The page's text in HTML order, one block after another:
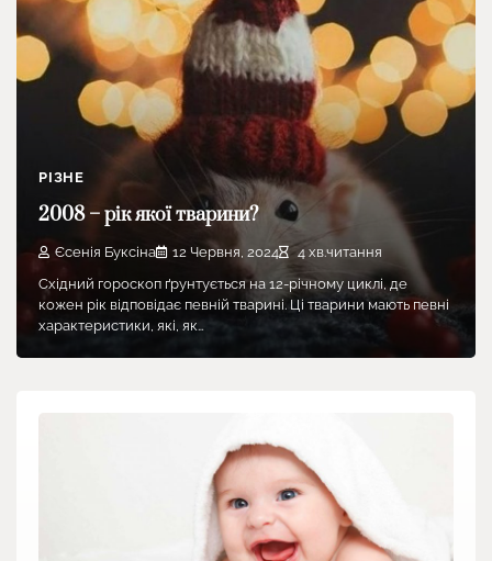
РІЗНЕ
2008 – рік якої тварини?
Єсенія Буксіна 12 Червня, 2024
4 хв.читання
Східний гороскоп ґрунтується на 12-річному циклі, де
кожен рік відповідає певній тварині. Ці тварини мають певні
характеристики, які, як…